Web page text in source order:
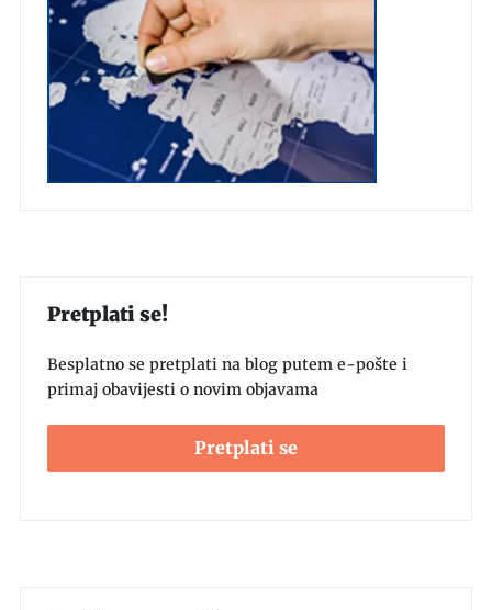
Pretplati se!
Besplatno se pretplati na blog putem e-pošte i
primaj obavijesti o novim objavama
Pretplati se